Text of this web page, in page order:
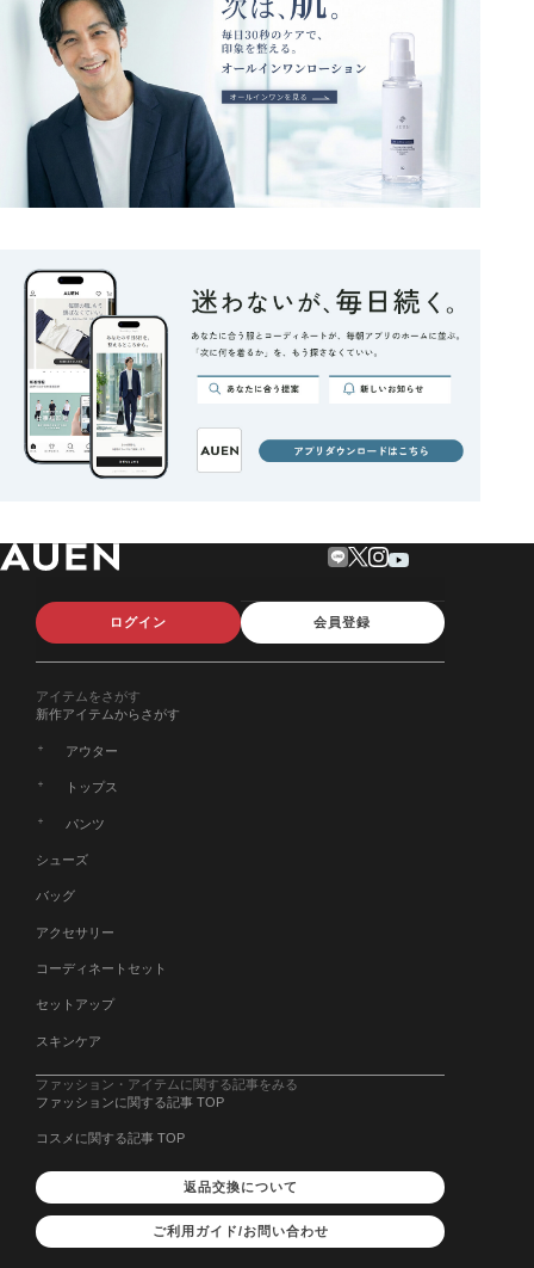
ログイン 会員登録
アイテムをさがす
新作アイテムからさがす
アウター
トップス
パンツ
シューズ
バッグ
アクセサリー
コーディネートセット
セットアップ
スキンケア
ファッション・アイテムに関する記事をみる
ファッションに関する記事 TOP
コスメに関する記事 TOP
返品交換について
ご利用ガイド/お問い合わせ